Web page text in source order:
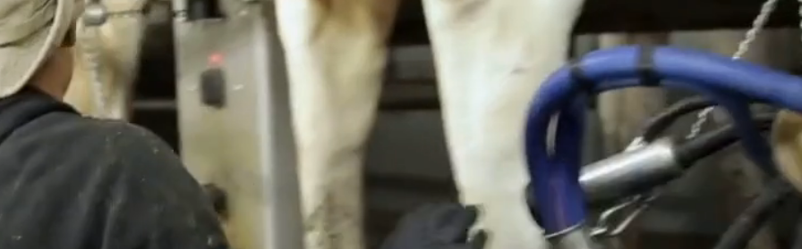
الزراعة من أجل